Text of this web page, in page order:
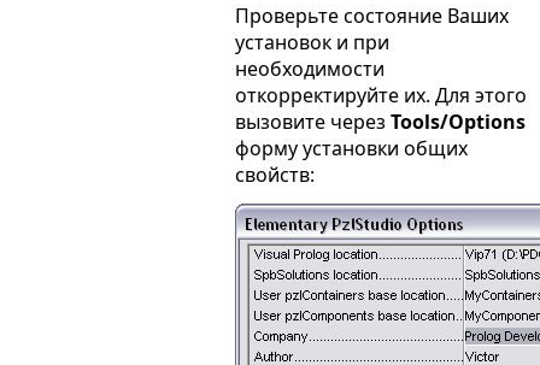
Проверьте состояние Ваших
установок и при
необходимости
откорректируйте их. Для этого
вызовите черезTools/Options
форму установки общих
свойств: